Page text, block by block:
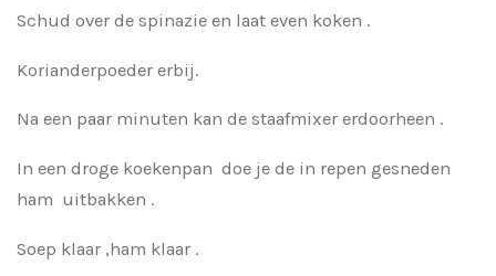
Schud over de spinazie en laat even koken .
Korianderpoeder erbij.
Na een paar minuten kan de staafmixer erdoorheen .
In een droge koekenpan doe je de in repen gesneden
ham uitbakken .
Soep klaar ,ham klaar .